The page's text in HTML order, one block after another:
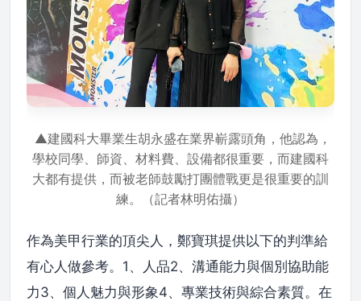
▲建國科大畢業生胡永盛在業界嶄露頭角，他認為，
學校同學、師資、材料費、設備都很重要，而建國科
大都有提供，而被老師鼓勵打團體戰更是很重要的訓
練。（記者林明佑攝）
作為美甲行業的頂尖人，鄭寶琪提供以下的判準給
有心人做參考。1、人品2、溝通能力與個別協助能
力3、個人魅力與形象4、專業技術與綜合素質。在